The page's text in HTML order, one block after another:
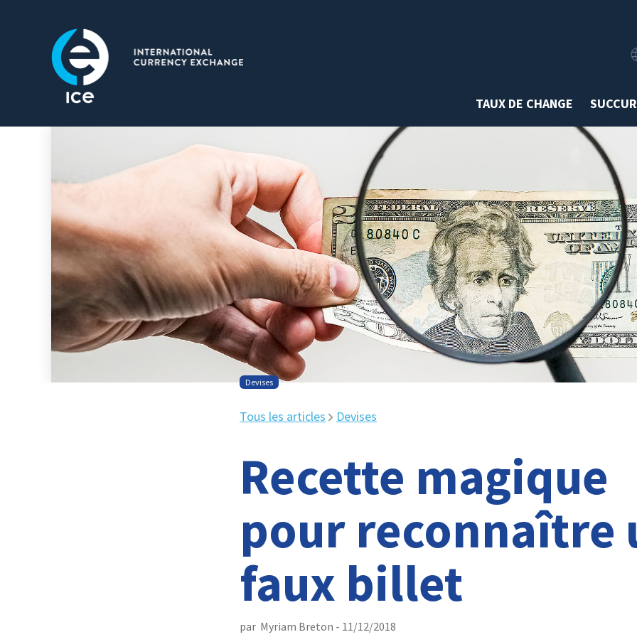
TAUX DE CHANGE
Devises
Tous les articles Devises
Recette magique
pour reconnaître
faux billet
par Myriam Breton - 11/12/2018